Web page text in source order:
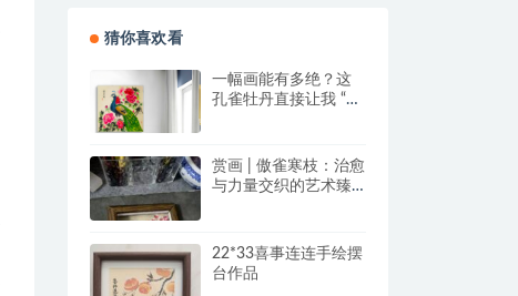
猜你喜欢看
一幅画能有多绝？这
孔雀牡丹直接让我 “哇
赏画 | 傲雀寒枝：治愈
与力量交织的艺术臻
22*33喜事连连手绘摆
台作品